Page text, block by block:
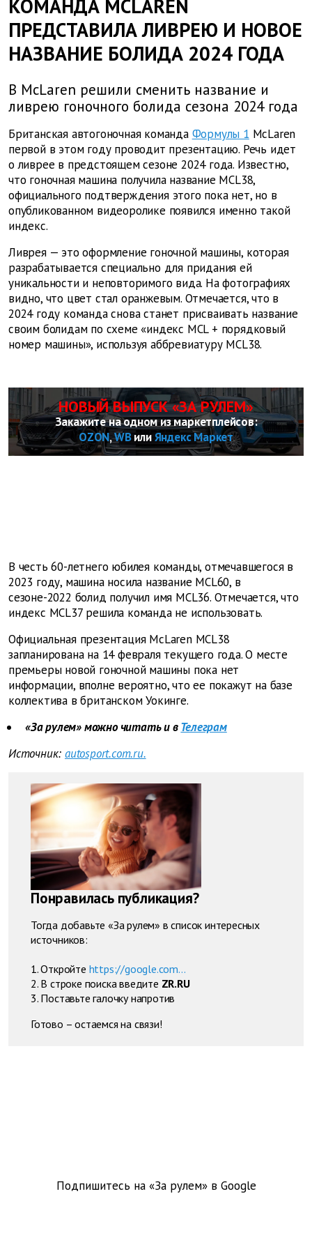
КОМАНДА MCLAREN
ПРЕДСТАВИЛА ЛИВРЕЮ И НОВОЕ
НАЗВАНИЕ БОЛИДА 2024 ГОДА
В McLaren решили сменить название и
ливрею гоночного болида сезона 2024 года
Британская автогоночная команда Формулы 1 McLaren
первой в этом году проводит презентацию. Речь идет
о ливрее в предстоящем сезоне 2024 года. Известно,
что гоночная машина получила название MCL38,
официального подтверждения этого пока нет, но в
опубликованном видеоролике появился именно такой
индекс.
Ливрея — это оформление гоночной машины, которая
разрабатывается специально для придания ей
уникальности и неповторимого вида. На фотографиях
видно, что цвет стал оранжевым. Отмечается, что в
2024 году команда снова станет присваивать название
своим болидам по схеме «индекс MCL + порядковый
номер машины», используя аббревиатуру MCL38.
НОВЫЙ ВЫПУСК «ЗА РУЛЕМ»
Закажите на одном из маркетплейсов:
OZON,WBилиЯндекс Маркет
В честь 60-летнего юбилея команды, отмечавшегося в
2023 году, машина носила название MCL60, в
сезоне-2022 болид получил имя MCL36. Отмечается, что
индекс MCL37 решила команда не использовать.
Официальная презентация McLaren MCL38
запланирована на 14 февраля текущего года. О месте
премьеры новой гоночной машины пока нет
информации, вполне вероятно, что ее покажут на базе
коллектива в британском Уокинге.
«За рулем» можно читать и вТелеграм
Источник: autosport.com.ru.
Понравилась публикация?
Тогда добавьте «За рулем» в список интересных
источников:
1. Откройте https://google.com...
2. В строке поиска введите ZR.RU
3. Поставьте галочку напротив
Готово – остаемся на связи!
Подпишитесь на «За рулем» в Google